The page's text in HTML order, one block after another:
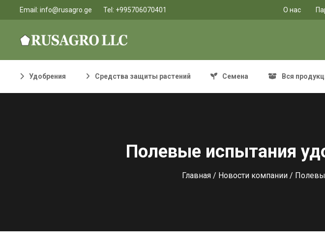
Email: info@rusagro.ge Tel: +995706070401 O нас
Удобрения Средства защиты растений Семена Вся
Полевые испытания
Главная / Новости компании /